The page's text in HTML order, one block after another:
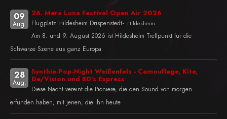
09
Aug.
26. Mera Luna Festival Open Air 2026
Flugplatz Hildesheim Drispenstedt- Hildesheim
Am 8. und 9. August 2026 ist Hildesheim Treffpunkt für die
Schwarze Szene aus ganz Europa
28
Aug.
Synthie-Pop-Night Weißenfels - Camouflage, Kite,
De/Vision und 80's Express
Diese Nacht vereint die Pioniere, die den Sound von morgen
erfunden haben, mit jenen, die ihn heute